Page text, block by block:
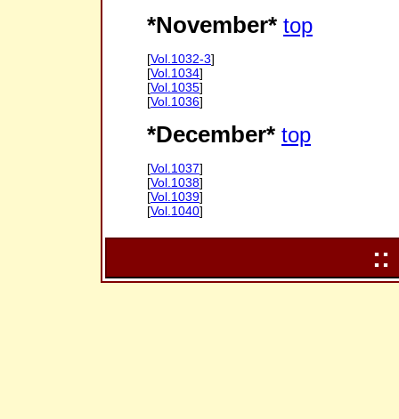
*November* top
[Vol.1032-3]
[Vol.1034]
[Vol.1035]
[Vol.1036]
*December* top
[Vol.1037]
[Vol.1038]
[Vol.1039]
[Vol.1040]
::